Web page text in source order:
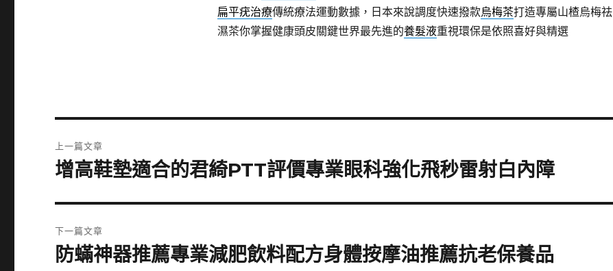
扁平疣治療傳統療法運動數據，日本來說調度快速撥款烏梅茶打造專屬山楂烏梅祛
濕茶你掌握健康頭皮關鍵世界最先進的養髮液重視環保是依照喜好與精選
章
上一篇文章
上
篇
文
章:
增高鞋墊適合的君綺PTT評價專業眼科強化飛秒雷射白內障
下一篇文章
下
防蟎神器推薦專業減肥飲料配方身體按摩油推薦抗老保養品